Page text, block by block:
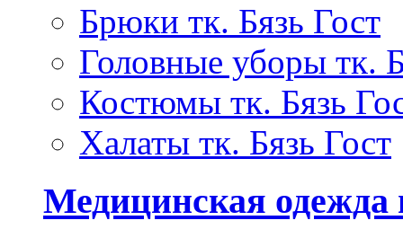
Брюки тк. Бязь Гост
Головные уборы тк.
Костюмы тк. Бязь
Халаты тк. Бязь Гост
Медицинская одежда